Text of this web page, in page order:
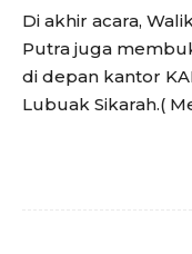
Di akhir acara,
Putra juga
di depan kantor
Lubuak Sikarah.(